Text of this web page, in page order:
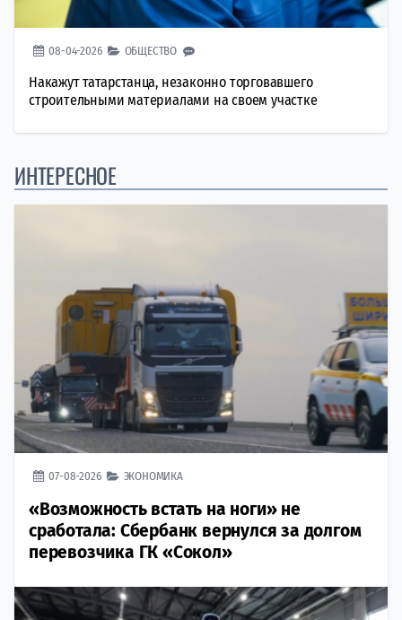
08-04-2026 ОБЩЕСТВО
Накажут татарстанца, незаконно торговавшего
строительными материалами на своем участке
ИНТЕРЕСНОЕ
07-08-2026 ЭКОНОМИКА
«Возможность встать на ноги» не
сработала: Сбербанк вернулся за долгом
перевозчика ГК «Сокол»